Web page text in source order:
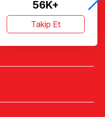
56K+
Takip Et